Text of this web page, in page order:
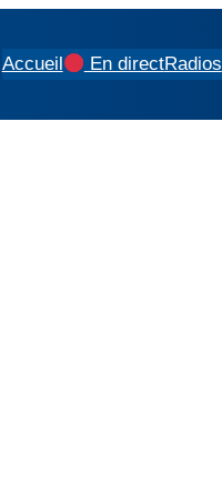
Accueil En directRadios